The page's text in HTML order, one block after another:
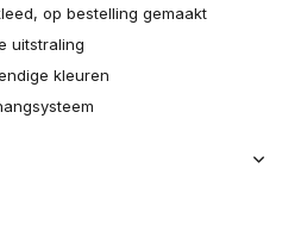
op bestelling gemaakt
uitstraling
kleuren